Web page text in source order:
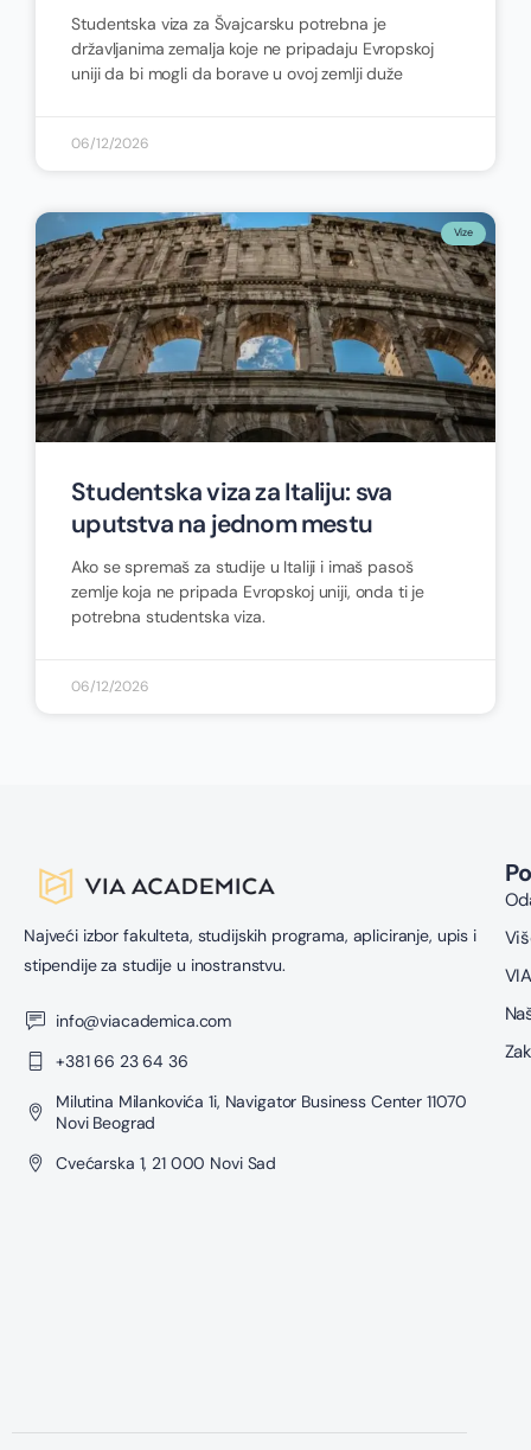
Studentska viza za Švajcarsku potrebna je
državljanima zemalja koje ne pripadaju Evropskoj
uniji da bi mogli da borave u ovoj zemlji duže
06/12/2026
Vize
Studentska viza za Italiju: sva
uputstva na jednom mestu
Ako se spremaš za studije u Italiji i imaš pasoš
zemlje koja ne pripada Evropskoj uniji, onda ti je
potrebna studentska viza.
06/12/2026
Najveći izbor fakulteta, studijskih programa, apliciranje, upis i
stipendije za studije u inostranstvu.
info@viacademica.com
+381 66 23 64 36
Milutina Milankovića 1i, Navigator Business Center 11070
Novi Beograd
Cvećarska 1, 21 000 Novi Sad